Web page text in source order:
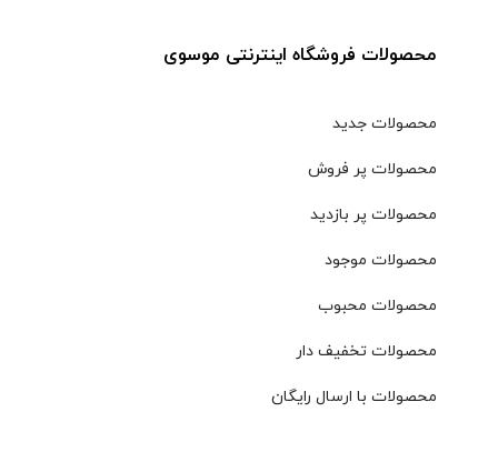
محصولات فروشگاه اینترنتی موسوی
محصولات جدید
محصولات پر فروش
محصولات پر بازدید
محصولات موجود
محصولات محبوب
محصولات تخفیف دار
محصولات با ارسال رایگان